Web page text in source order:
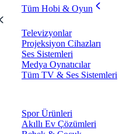
Tüm Hobi & Oyun
Televizyonlar
Projeksiyon Cihazları
Ses Sistemleri
Medya Oynatıcılar
Tüm TV & Ses Sistemleri
Spor Ürünleri
Akıllı Ev Çözümleri